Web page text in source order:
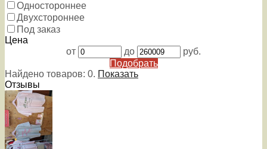
Одностороннее
Двухстороннее
Под заказ
Цена
от
до
руб.
Подобрать
Найдено товаров: 0. Показать
Отзывы